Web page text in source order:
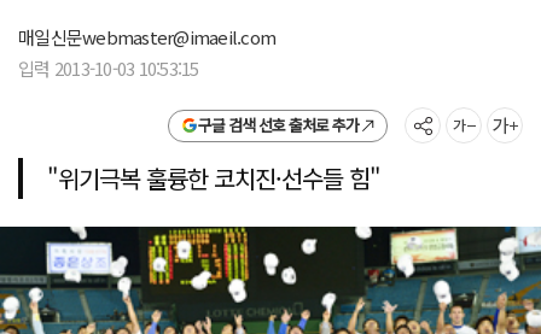
매일신문webmaster@imaeil.com
입력 2013-10-03 10:53:15
구글 검색 선호 출처로 추가
"위기극복 훌륭한 코치진·선수들 힘"